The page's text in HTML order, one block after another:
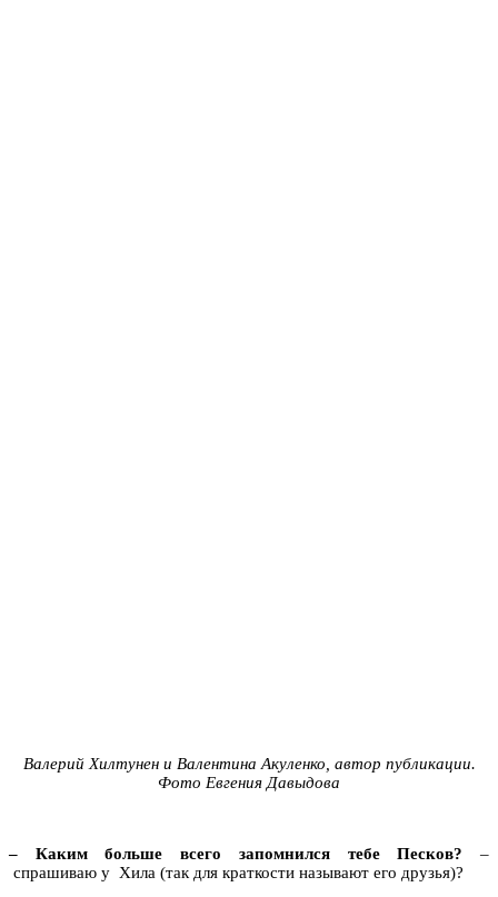
Валерий Хилтунен и Валентина Акуленко, автор публикации.
Фото Евгения Давыдова
– Каким больше всего запомнился тебе Песков? –
спрашиваю у Хила (так для краткости называют его друзья)?